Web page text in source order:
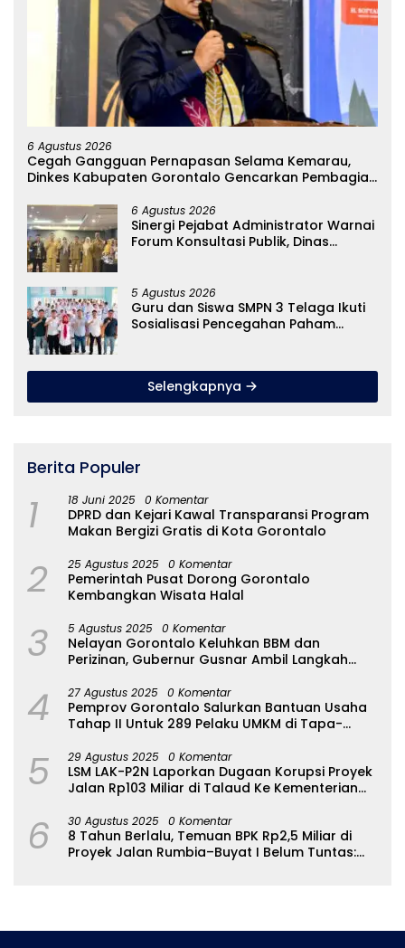
6 Agustus 2026
Cegah Gangguan Pernapasan Selama Kemarau,
Dinkes Kabupaten Gorontalo Gencarkan Pembagian
6 Agustus 2026
Sinergi Pejabat Administrator Warnai
Forum Konsultasi Publik, Dinas
5 Agustus 2026
Guru dan Siswa SMPN 3 Telaga Ikuti
Sosialisasi Pencegahan Paham
Selengkapnya
Berita Populer
1 18 Juni 2025 0 Komentar
DPRD dan Kejari Kawal Transparansi Program
Makan Bergizi Gratis di Kota Gorontalo
2 25 Agustus 2025 0 Komentar
Pemerintah Pusat Dorong Gorontalo
Kembangkan Wisata Halal
3 5 Agustus 2025 0 Komentar
Nelayan Gorontalo Keluhkan BBM dan
Perizinan, Gubernur Gusnar Ambil Langkah
4 27 Agustus 2025 0 Komentar
Pemprov Gorontalo Salurkan Bantuan Usaha
Tahap II Untuk 289 Pelaku UMKM di Tapa-
5 29 Agustus 2025 0 Komentar
LSM LAK-P2N Laporkan Dugaan Korupsi Proyek
Jalan Rp103 Miliar di Talaud Ke Kementerian
6 30 Agustus 2025 0 Komentar
8 Tahun Berlalu, Temuan BPK Rp2,5 Miliar di
Proyek Jalan Rumbia–Buyat I Belum Tuntas: